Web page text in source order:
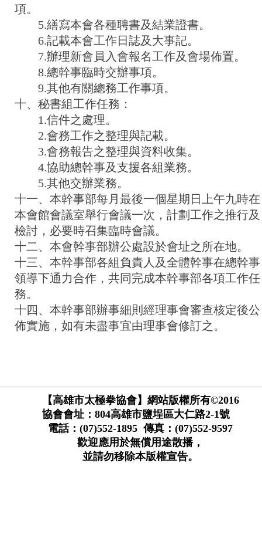
項。
5.繕寫本會各種聘書及結業證書。
6.記載本會工作日誌及大事記。
7.辦理新會員入會報名工作及會場佈置。
8.總幹事臨時交辦事項。
9.其他有關總務工作事項。
十、秘書組工作任務：
1.信件之處理。
2.會務工作之整理與記載。
3.會務報告之整理與資料收集。
4.協助總幹事及支援各組業務。
5.其他交辦業務。
十一、本幹事部每月最後一個星期日上午九時在
本會館會議室舉行會議一次，計劃工作之推行及
檢討，必要時召集臨時會議。
十二、本會幹事部辦公處設於會址之所在地。
十三、本幹事部各組負責人及全體幹事在總幹事
領導下通力合作，共同完成本幹事部各項工作任
務。
十四、本幹事部辦事細則經理事會審查核定後公
佈實施，如有未盡事宜由理事會修訂之。
【高雄市太極拳協會】網站版權所有©2016
協會會址：804高雄市鹽埕區大仁路2-1號
電話：(07)552-1895 傳真：(07)552-9597
歡迎應用於無償用途散播，
並請勿移除本版權宣告。